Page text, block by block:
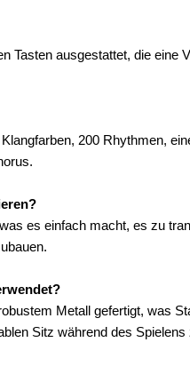
ausgestattet, die eine
200 Rhythmen,
es einfach macht, es zu
Metall gefertigt, was
Sitz während des Spielens